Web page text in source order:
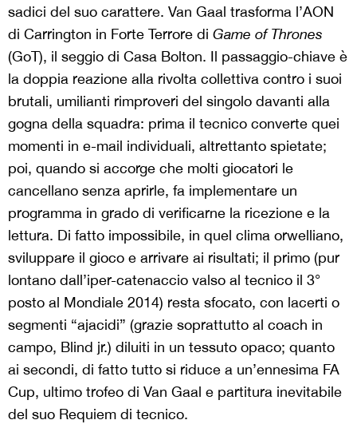
sadici del suo carattere. Van Gaal trasforma l’AON
di Carrington in Forte Terrore di Game of Thrones
(GoT), il seggio di Casa Bolton. Il passaggio-chiave è
la doppia reazione alla rivolta collettiva contro i suoi
brutali, umilianti rimproveri del singolo davanti alla
gogna della squadra: prima il tecnico converte quei
momenti in e-mail individuali, altrettanto spietate;
poi, quando si accorge che molti giocatori le
cancellano senza aprirle, fa implementare un
programma in grado di verificarne la ricezione e la
lettura. Di fatto impossibile, in quel clima orwelliano,
sviluppare il gioco e arrivare ai risultati; il primo (pur
lontano dall’iper-catenaccio valso al tecnico il 3°
posto al Mondiale 2014) resta sfocato, con lacerti o
segmenti “ajacidi” (grazie soprattutto al coach in
campo, Blind jr.) diluiti in un tessuto opaco; quanto
ai secondi, di fatto tutto si riduce a un’ennesima FA
Cup, ultimo trofeo di Van Gaal e partitura inevitabile
del suo Requiem di tecnico.